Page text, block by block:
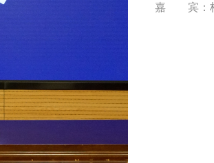
嘉 宾：核